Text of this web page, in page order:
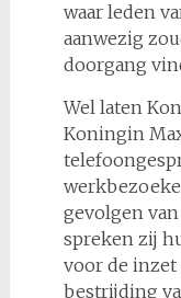
waar leden
aanwezig
doorgang
Wel laten
Koningin
gevolgen
spreken zij
voor de inzet
bestrijding